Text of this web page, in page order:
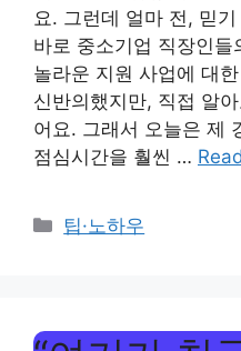
요. 그런데 얼마 전, 믿
바로 중소기업 직장인
놀라운 지원 사업에 대
신반의했지만, 직접 알
어요. 그래서 오늘은 제
점심시간을 훨씬 …
Categories
팁·노하우